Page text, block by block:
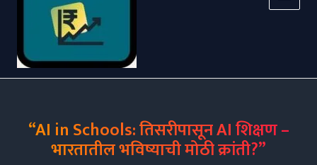
“AI in Schools: तिसरीपासून AI शिक्षण –
भारतातील भविष्याची मोठी क्रांती?”